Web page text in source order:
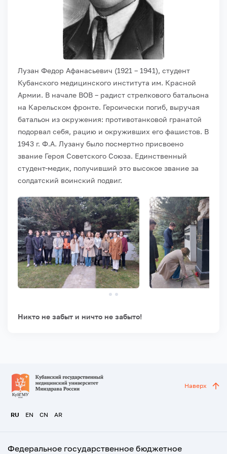
Лузан Федор Афанасьевич (1921 – 1941), студент
Кубанского медицинского института им. Красной
Армии. В начале ВОВ – радист стрелкового батальона
на Карельском фронте. Героически погиб, выручая
батальон из окружения: противотанковой гранатой
подорвал себя, рацию и окруживших его фашистов. В
1943 г. Ф.А. Лузану было посмертно присвоено
звание Героя Советского Союза. Единственный
студент-медик, получивший это высокое звание за
солдатский воинский подвиг.
Никто не забыт и ничто не забыто!
RU EN CN AR
Наверх
Федеральное государственное бюджетное